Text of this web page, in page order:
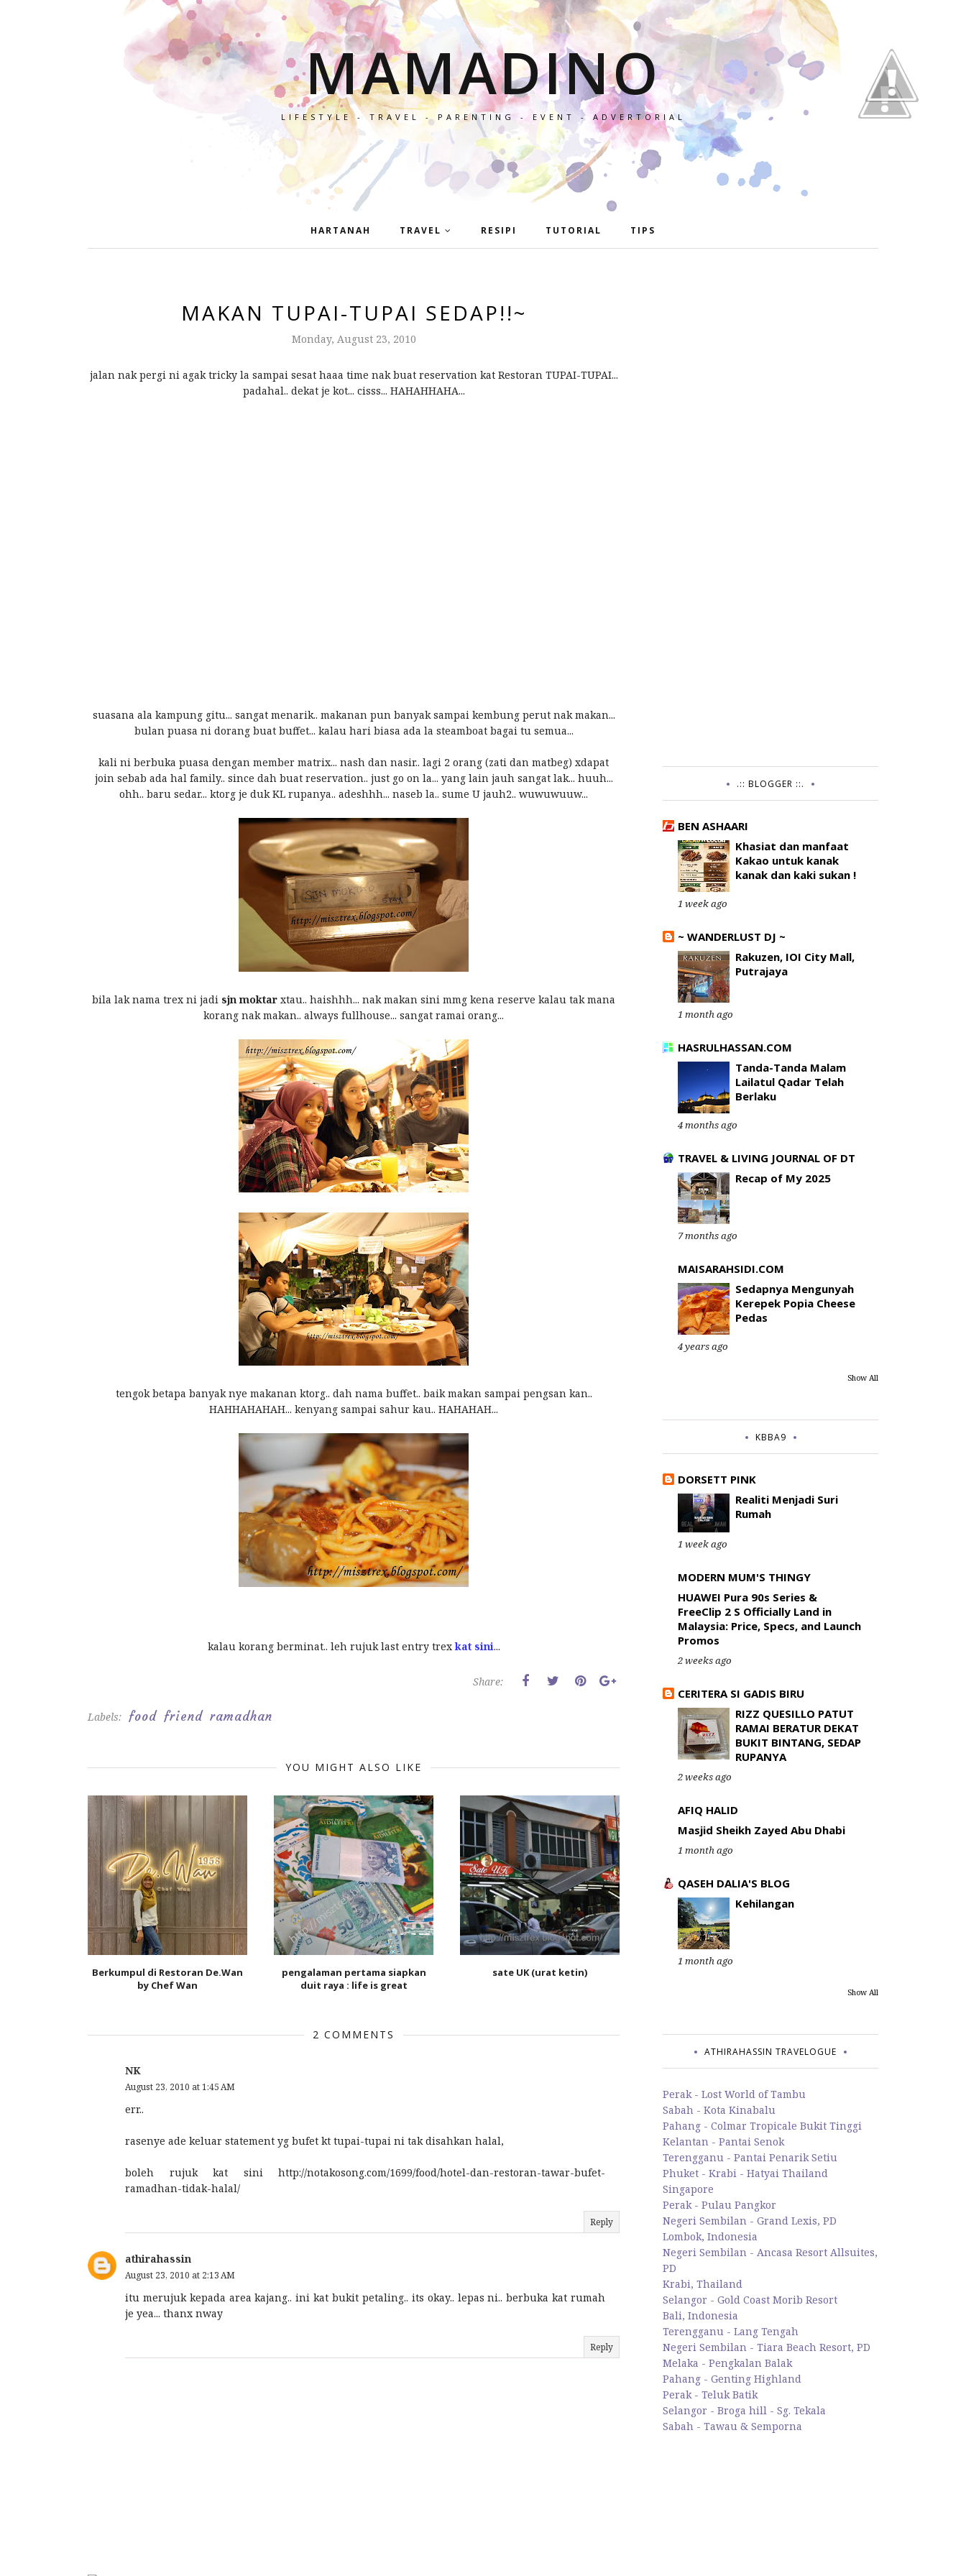
MAMADINO
LIFESTYLE - TRAVEL - PARENTING - EVENT - ADVERTORIAL
HARTANAH TRAVEL RESIPI TUTORIAL TIPS
MAKAN TUPAI-TUPAI SEDAP!!~
Monday, August 23, 2010
jalan nak pergi ni agak tricky la sampai sesat haaa time nak buat reservation kat Restoran TUPAI-TUPAI...
padahal.. dekat je kot... cisss... HAHAHHAHA...
suasana ala kampung gitu... sangat menarik.. makanan pun banyak sampai kembung perut nak makan...
bulan puasa ni dorang buat buffet... kalau hari biasa ada la steamboat bagai tu semua...
kali ni berbuka puasa dengan member matrix... nash dan nasir.. lagi 2 orang (zati dan matbeg) xdapat
join sebab ada hal family.. since dah buat reservation.. just go on la... yang lain jauh sangat lak... huuh...
ohh.. baru sedar... ktorg je duk KL rupanya.. adeshhh... naseb la.. sume U jauh2.. wuwuwuuw...
bila lak nama trex ni jadi sjn moktar xtau.. haishhh... nak makan sini mmg kena reserve kalau tak mana
korang nak makan.. always fullhouse... sangat ramai orang...
tengok betapa banyak nye makanan ktorg.. dah nama buffet.. baik makan sampai pengsan kan..
HAHHAHAHAH... kenyang sampai sahur kau.. HAHAHAH...
kalau korang berminat.. leh rujuk last entry trexkat sini...
Share:
Labels: food friend ramadhan
YOU MIGHT ALSO LIKE
Berkumpul di Restoran De.Wan
by Chef Wan
pengalaman pertama siapkan
duit raya : life is great
sate UK (urat ketin)
2 COMMENTS
NK
August 23, 2010 at 1:45 AM
err..
rasenye ade keluar statement yg bufet kt tupai-tupai ni tak disahkan halal,
boleh rujuk kat sini http://notakosong.com/1699/food/hotel-dan-restoran-tawar-bufet-
ramadhan-tidak-halal/
Reply
athirahassin
August 23, 2010 at 2:13 AM
itu merujuk kepada area kajang.. ini kat bukit petaling.. its okay.. lepas ni.. berbuka kat rumah
je yea... thanx nway
Reply
.:: BLOGGER ::.
BEN ASHAARI
Khasiat dan manfaat
Kakao untuk kanak
kanak dan kaki sukan !
1 week ago
~ WANDERLUST DJ ~
Rakuzen, IOI City Mall,
Putrajaya
1 month ago
HASRULHASSAN.COM
Tanda-Tanda Malam
Lailatul Qadar Telah
Berlaku
4 months ago
TRAVEL & LIVING JOURNAL OF DT
Recap of My 2025
7 months ago
MAISARAHSIDI.COM
Sedapnya Mengunyah
Kerepek Popia Cheese
Pedas
4 years ago
Show All
KBBA9
DORSETT PINK
Realiti Menjadi Suri
Rumah
1 week ago
MODERN MUM'S THINGY
HUAWEI Pura 90s Series &
FreeClip 2 S Officially Land in
Malaysia: Price, Specs, and Launch
Promos
2 weeks ago
CERITERA SI GADIS BIRU
RIZZ QUESILLO PATUT
RAMAI BERATUR DEKAT
BUKIT BINTANG, SEDAP
RUPANYA
2 weeks ago
AFIQ HALID
Masjid Sheikh Zayed Abu Dhabi
1 month ago
QASEH DALIA'S BLOG
Kehilangan
1 month ago
Show All
ATHIRAHASSIN TRAVELOGUE
Perak - Lost World of Tambu
Sabah - Kota Kinabalu
Pahang - Colmar Tropicale Bukit Tinggi
Kelantan - Pantai Senok
Terengganu - Pantai Penarik Setiu
Phuket - Krabi - Hatyai Thailand
Singapore
Perak - Pulau Pangkor
Negeri Sembilan - Grand Lexis, PD
Lombok, Indonesia
Negeri Sembilan - Ancasa Resort Allsuites,
PD
Krabi, Thailand
Selangor - Gold Coast Morib Resort
Bali, Indonesia
Terengganu - Lang Tengah
Negeri Sembilan - Tiara Beach Resort, PD
Melaka - Pengkalan Balak
Pahang - Genting Highland
Perak - Teluk Batik
Selangor - Broga hill - Sg. Tekala
Sabah - Tawau & Semporna